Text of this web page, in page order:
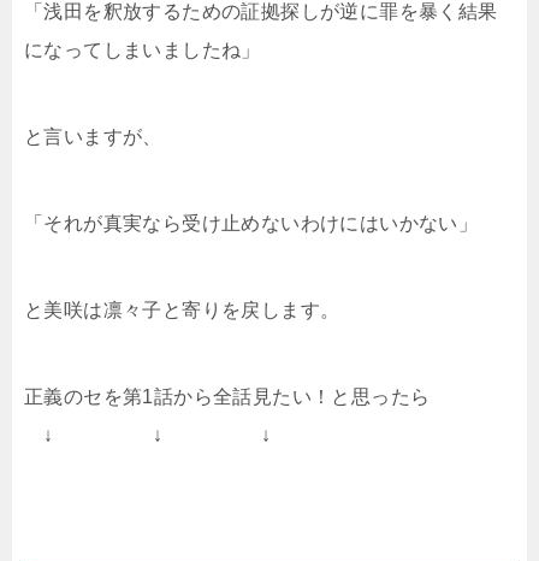
「浅田を釈放するための証拠探しが逆に罪を暴く結果
になってしまいましたね」
と言いますが、
「それが真実なら受け止めないわけにはいかない」
と美咲は凛々子と寄りを戻します。
正義のセを第1話から全話見たい！と思ったら
↓ ↓ ↓